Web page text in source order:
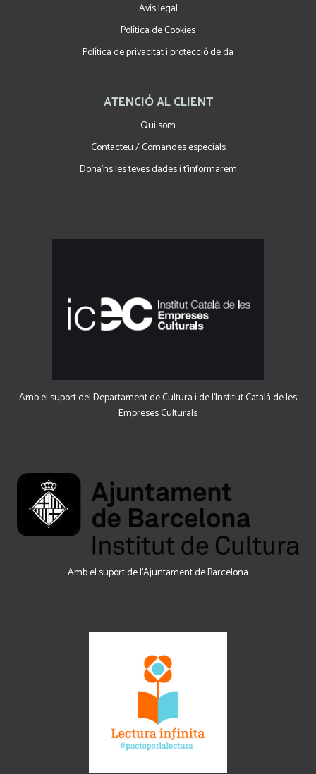
Avís legal
Política de Cookies
Política de privacitat i protecció de da
ATENCIÓ AL CLIENT
Qui som
Contacteu / Comandes especials
Dona'ns les teves dades i t'informarem
Amb el suport del Departament de Cultura i de l'Institut Català de les
Empreses Culturals
Amb el suport de l’Ajuntament de Barcelona